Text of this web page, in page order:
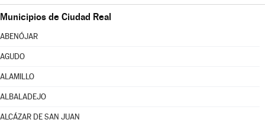
Municipios de Ciudad Real
ABENÓJAR
AGUDO
ALAMILLO
ALBALADEJO
ALCÁZAR DE SAN JUAN